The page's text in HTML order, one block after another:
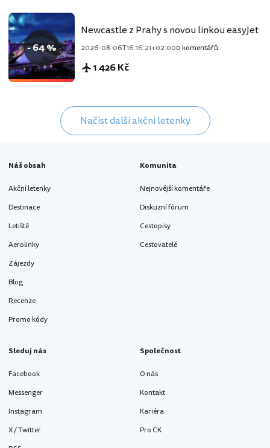
- 64 %
Newcastle z Prahy s novou linkou easyJet
2026-08-06T16:16:21+02:000 komentářů
1 426 Kč
Načíst další akční letenky
Náš obsah
Akční letenky
Destinace
Letiště
Aerolinky
Zájezdy
Blog
Recenze
Promo kódy
Komunita
Nejnovější komentáře
Diskuzní fórum
Cestopisy
Cestovatelé
Sleduj nás
Facebook
Messenger
Instagram
X / Twitter
Společnost
O nás
Kontakt
Kariéra
Pro CK